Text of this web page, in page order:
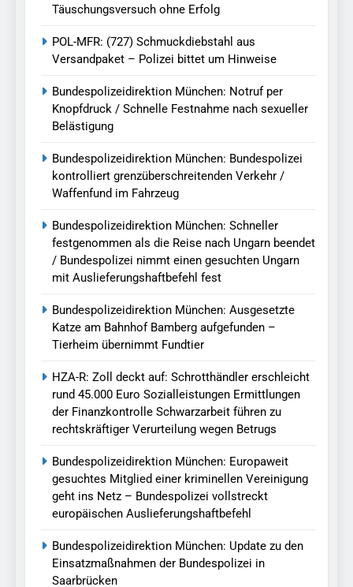
Täuschungsversuch ohne Erfolg
POL-MFR: (727) Schmuckdiebstahl aus
Versandpaket – Polizei bittet um Hinweise
Bundespolizeidirektion München: Notruf per
Knopfdruck / Schnelle Festnahme nach sexueller
Belästigung
Bundespolizeidirektion München: Bundespolizei
kontrolliert grenzüberschreitenden Verkehr /
Waffenfund im Fahrzeug
Bundespolizeidirektion München: Schneller
festgenommen als die Reise nach Ungarn beendet
/ Bundespolizei nimmt einen gesuchten Ungarn
mit Auslieferungshaftbefehl fest
Bundespolizeidirektion München: Ausgesetzte
Katze am Bahnhof Bamberg aufgefunden –
Tierheim übernimmt Fundtier
HZA-R: Zoll deckt auf: Schrotthändler erschleicht
rund 45.000 Euro Sozialleistungen Ermittlungen
der Finanzkontrolle Schwarzarbeit führen zu
rechtskräftiger Verurteilung wegen Betrugs
Bundespolizeidirektion München: Europaweit
gesuchtes Mitglied einer kriminellen Vereinigung
geht ins Netz – Bundespolizei vollstreckt
europäischen Auslieferungshaftbefehl
Bundespolizeidirektion München: Update zu den
Einsatzmaßnahmen der Bundespolizei in
Saarbrücken